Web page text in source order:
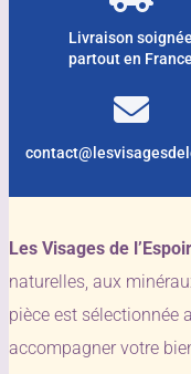
Livraison soignée
partout en France
Les Visages de l’Espoir
naturelles, aux
pièce est sélectionnée
accompagner votre